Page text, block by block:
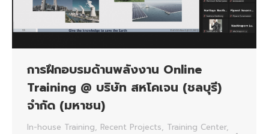
การฝึกอบรมด้านพลังงาน Online
Training @ บริษัท สหโคเจน (ชลบุรี)
จำกัด (มหาชน)
In-house Training, Recent Projects, Training Center,